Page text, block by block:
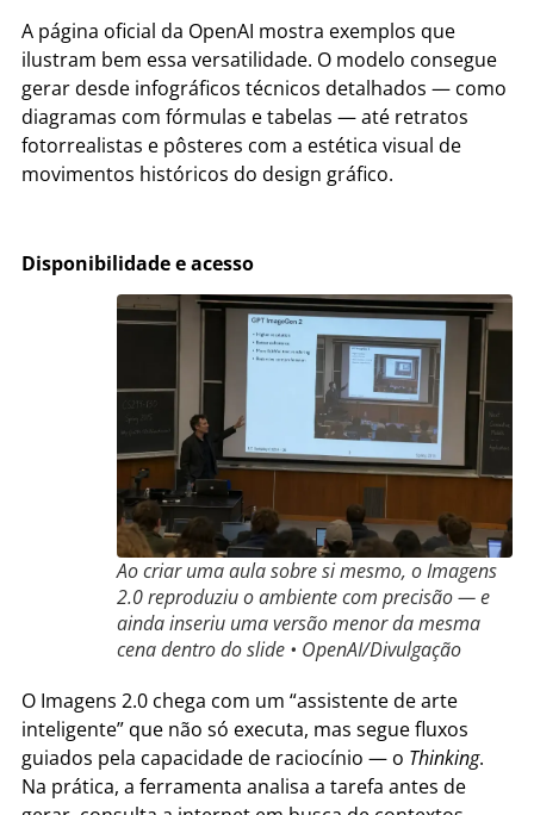
A página oficial da OpenAI mostra exemplos que
ilustram bem essa versatilidade. O modelo consegue
gerar desde infográficos técnicos detalhados — como
diagramas com fórmulas e tabelas — até retratos
fotorrealistas e pôsteres com a estética visual de
movimentos históricos do design gráfico.
Disponibilidade e acesso
Ao criar uma aula sobre si mesmo, o Imagens
2.0 reproduziu o ambiente com precisão — e
ainda inseriu uma versão menor da mesma
cena dentro do slide • OpenAI/Divulgação
O Imagens 2.0 chega com um “assistente de arte
inteligente” que não só executa, mas segue fluxos
guiados pela capacidade de raciocínio — o Thinking.
Na prática, a ferramenta analisa a tarefa antes de